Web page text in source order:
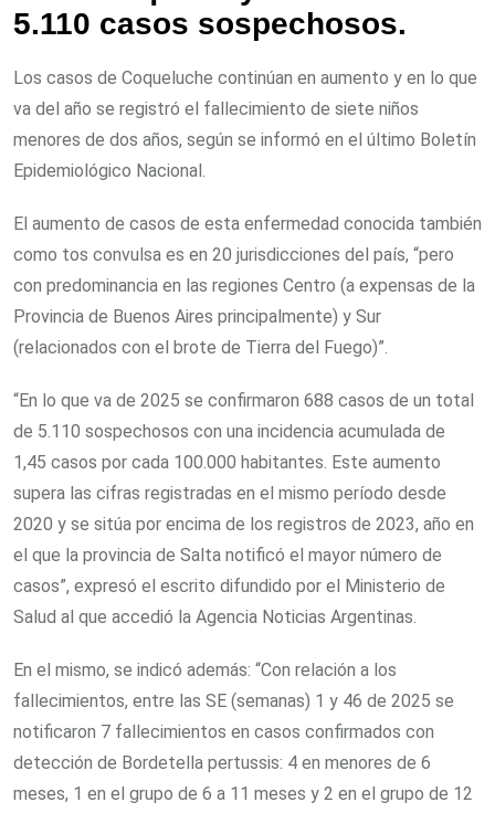
5.110 casos sospechosos.
Los casos de Coqueluche continúan en aumento y en lo que
va del año se registró el fallecimiento de siete niños
menores de dos años, según se informó en el último Boletín
Epidemiológico Nacional.
El aumento de casos de esta enfermedad conocida también
como tos convulsa es en 20 jurisdicciones del país, “pero
con predominancia en las regiones Centro (a expensas de la
Provincia de Buenos Aires principalmente) y Sur
(relacionados con el brote de Tierra del Fuego)”.
“En lo que va de 2025 se confirmaron 688 casos de un total
de 5.110 sospechosos con una incidencia acumulada de
1,45 casos por cada 100.000 habitantes. Este aumento
supera las cifras registradas en el mismo período desde
2020 y se sitúa por encima de los registros de 2023, año en
el que la provincia de Salta notificó el mayor número de
casos”, expresó el escrito difundido por el Ministerio de
Salud al que accedió la Agencia Noticias Argentinas.
En el mismo, se indicó además: “Con relación a los
fallecimientos, entre las SE (semanas) 1 y 46 de 2025 se
notificaron 7 fallecimientos en casos confirmados con
detección de Bordetella pertussis: 4 en menores de 6
meses, 1 en el grupo de 6 a 11 meses y 2 en el grupo de 12